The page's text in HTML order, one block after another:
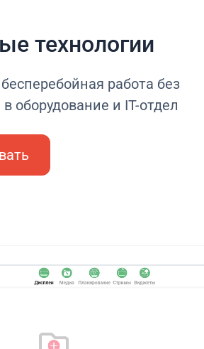
технологии
работа без
оборудование и IT-отдел